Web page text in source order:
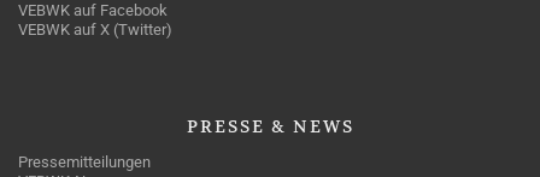
VEBWK auf Facebook
VEBWK auf X (Twitter)
PRESSE & NEWS
Pressemitteilungen